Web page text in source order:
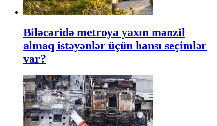
Biləcəridə metroya yaxın mənzil
almaq istəyənlər üçün hansı seçimlər
var?